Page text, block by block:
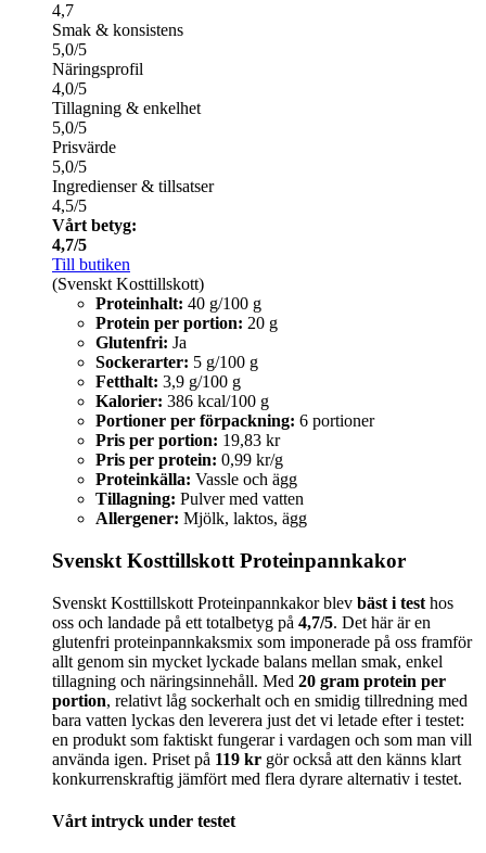
4,7
Smak & konsistens
5,0/5
Näringsprofil
4,0/5
Tillagning & enkelhet
5,0/5
Prisvärde
5,0/5
Ingredienser & tillsatser
4,5/5
Vårt betyg:
4,7/5
Till butiken
(Svenskt Kosttillskott)
Proteinhalt: 40 g/100 g
Protein per portion: 20 g
Glutenfri: Ja
Sockerarter: 5 g/100 g
Fetthalt: 3,9 g/100 g
Kalorier: 386 kcal/100 g
Portioner per förpackning: 6 portioner
Pris per portion: 19,83 kr
Pris per protein: 0,99 kr/g
Proteinkälla: Vassle och ägg
Tillagning: Pulver med vatten
Allergener: Mjölk, laktos, ägg
Svenskt Kosttillskott Proteinpannkakor
Svenskt Kosttillskott Proteinpannkakor blev bäst i test hos
oss och landade på ett totalbetyg på 4,7/5. Det här är en
glutenfri proteinpannkaksmix som imponerade på oss framför
allt genom sin mycket lyckade balans mellan smak, enkel
tillagning och näringsinnehåll. Med 20 gram protein per
portion, relativt låg sockerhalt och en smidig tillredning med
bara vatten lyckas den leverera just det vi letade efter i testet:
en produkt som faktiskt fungerar i vardagen och som man vill
använda igen. Priset på 119 kr gör också att den känns klart
konkurrenskraftig jämfört med flera dyrare alternativ i testet.
Vårt intryck under testet